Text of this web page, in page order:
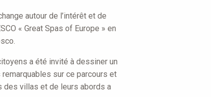
autour de l’intérêt et de
« Great Spas of Europe » en
a été invité à dessiner un
sur ce parcours et
des villas et de leurs abords a